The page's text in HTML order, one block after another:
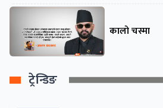
कालो चस्मा
ट्रेन्डिङ